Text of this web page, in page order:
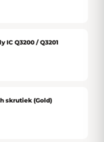
IC Q3200 / Q3201
skrutiek (Gold)